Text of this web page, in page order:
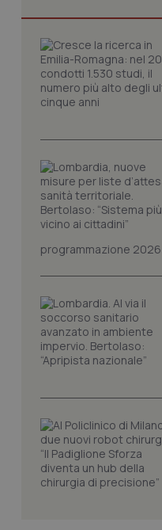
programmazione